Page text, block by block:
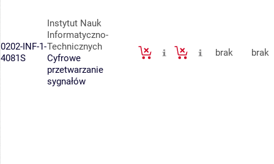
0202-INF-1-
4081S
Instytut Nauk
Informatyczno-
Technicznych
Cyfrowe
przetwarzanie
sygnałów
brak brak